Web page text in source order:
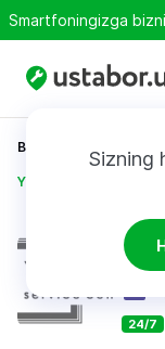
Sizning
Bosh sahifa
YuSe Service
24/7